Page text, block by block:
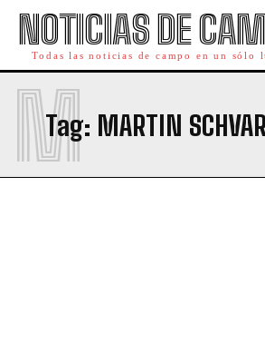
NOTICIAS DE
Todas las noticias de campo en un sólo
Tag: MARTIN
M